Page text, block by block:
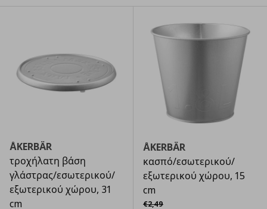
ÅKERBÄR
τροχήλατη βάση
γλάστρας/εσωτερικού/
εξωτερικού χώρου, 31
cm
ÅKERBÄR
κασπό/εσωτερικού/
εξωτερικού χώρου, 15
cm
€2,49
Αρχική τιμή